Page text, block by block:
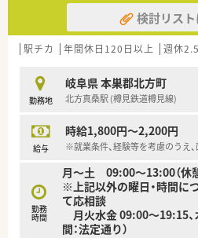
検討リス
駅チカ 年間休日120日以上 週休
勤務地
岐阜県 本巣郡北方町
北方真桑駅 (樽見鉄道樽見線)
給与
時給1,800円～2,200円
※就業条件、経験等を考慮のうえ、
勤務
時間
月～土 09:00～13:00（休
※上記以外の曜日・時間に
て応相談
月火水金 09:00～19:15
間：法定通り）